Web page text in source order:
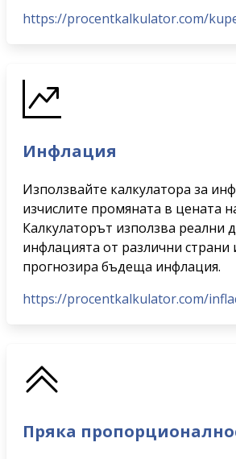
https://procentkalkulator.com/
Инфлация
Използвайте калкулатора за
изчислите промяната в цената
Калкулаторът използва реални
инфлацията от различни страни
прогнозира бъдеща инфлация.
https://procentkalkulator.com/
Пряка